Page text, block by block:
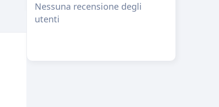
Nessuna recensione degli
utenti